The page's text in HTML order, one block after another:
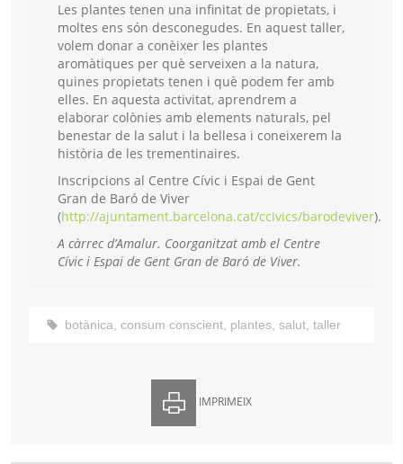
Les plantes tenen una infinitat de propietats, i
moltes ens són desconegudes. En aquest taller,
volem donar a conèixer les plantes
aromàtiques per què serveixen a la natura,
quines propietats tenen i què podem fer amb
elles. En aquesta activitat, aprendrem a
elaborar colònies amb elements naturals, pel
benestar de la salut i la bellesa i coneixerem la
història de les trementinaires.
Inscripcions al Centre Cívic i Espai de Gent
Gran de Baró de Viver
(http://ajuntament.barcelona.cat/ccivics/barodeviver).
A càrrec d’Amalur. Coorganitzat amb el Centre
Cívic i Espai de Gent Gran de Baró de Viver.
botànica, consum conscient, plantes, salut, taller
IMPRIMEIX